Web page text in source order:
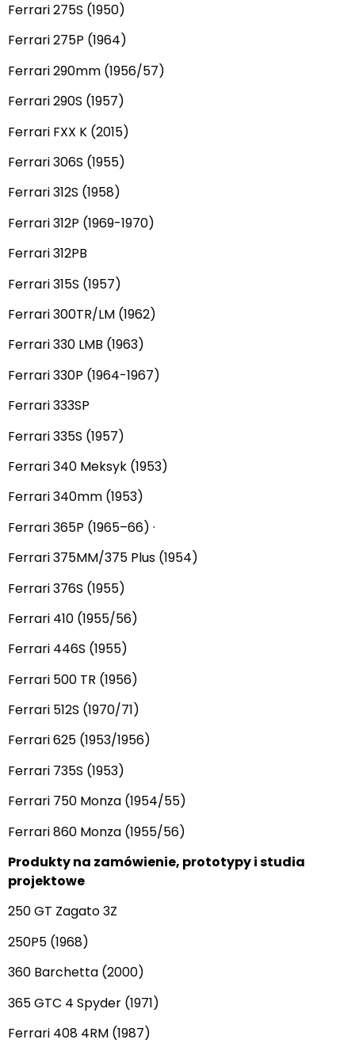
Ferrari 275S (1950)
Ferrari 275P (1964)
Ferrari 290mm (1956/57)
Ferrari 290S (1957)
Ferrari FXX K (2015)
Ferrari 306S (1955)
Ferrari 312S (1958)
Ferrari 312P (1969-1970)
Ferrari 312PB
Ferrari 315S (1957)
Ferrari 300TR/LM (1962)
Ferrari 330 LMB (1963)
Ferrari 330P (1964-1967)
Ferrari 333SP
Ferrari 335S (1957)
Ferrari 340 Meksyk (1953)
Ferrari 340mm (1953)
Ferrari 365P (1965–66) ·
Ferrari 375MM/375 Plus (1954)
Ferrari 376S (1955)
Ferrari 410 (1955/56)
Ferrari 446S (1955)
Ferrari 500 TR (1956)
Ferrari 512S (1970/71)
Ferrari 625 (1953/1956)
Ferrari 735S (1953)
Ferrari 750 Monza (1954/55)
Ferrari 860 Monza (1955/56)
Produkty na zamówienie, prototypy i studia
projektowe
250 GT Zagato 3Z
250P5 (1968)
360 Barchetta (2000)
365 GTC 4 Spyder (1971)
Ferrari 408 4RM (1987)